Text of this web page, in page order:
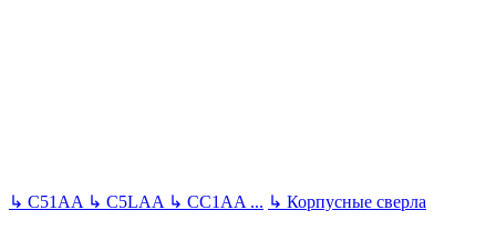
↳ C51AA ↳ C5LAA ↳ CC1AA ... ↳ Корпусные сверла